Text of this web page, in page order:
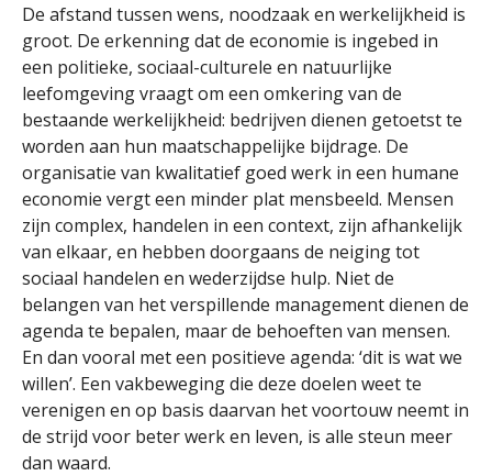
De afstand tussen wens, noodzaak en werkelijkheid is
groot. De erkenning dat de economie is ingebed in
een politieke, sociaal-culturele en natuurlijke
leefomgeving vraagt om een omkering van de
bestaande werkelijkheid: bedrijven dienen getoetst te
worden aan hun maatschappelijke bijdrage. De
organisatie van kwalitatief goed werk in een humane
economie vergt een minder plat mensbeeld. Mensen
zijn complex, handelen in een context, zijn afhankelijk
van elkaar, en hebben doorgaans de neiging tot
sociaal handelen en wederzijdse hulp. Niet de
belangen van het verspillende management dienen de
agenda te bepalen, maar de behoeften van mensen.
En dan vooral met een positieve agenda: ‘dit is wat we
willen’. Een vakbeweging die deze doelen weet te
verenigen en op basis daarvan het voortouw neemt in
de strijd voor beter werk en leven, is alle steun meer
dan waard.